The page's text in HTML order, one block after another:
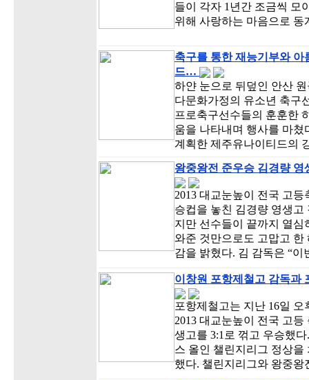
들이 각자 1년간 조금씩 모
위해 사랑하는 마음으로
축구를 통한 재능기부와
드…
하얀 눈으로 뒤덮인 안산
다문화가정의 유소년 축구
프로축구선수들의 훈훈한
움을 나타내며 행사를 마
계획한 제주유나이티드의
왕중왕전 준우승 김경량
2013 대교눈높이 전국 고
승컵을 놓친 김경량 영생고
지만 선수들이 끝까지 열
와준 것만으로도 고맙고 한
감을 밝혔다. 김 감독은 “
이창원 포항제철고 감독과
포항제철고는 지난 16일
2013 대교눈높이 전국 고
생고를 3:1로 꺾고 우승했
스 올인 챌린지리그 정상
했다. 챌린지리그와 왕중